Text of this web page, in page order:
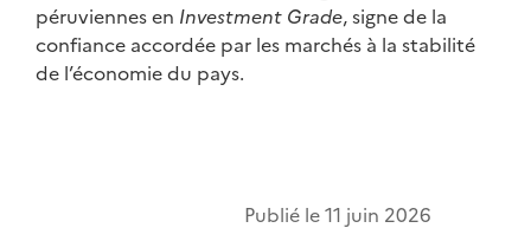
péruviennes en Investment Grade, signe de la
confiance accordée par les marchés à la stabilité
de l’économie du pays.
Publié le11 juin 2026